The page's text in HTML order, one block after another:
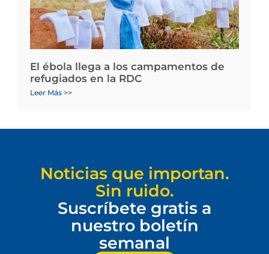
El ébola llega a los campamentos de
refugiados en la RDC
Leer Más >>
Noticias que importan.
Sin ruido.
Suscríbete gratis a
nuestro boletín
semanal